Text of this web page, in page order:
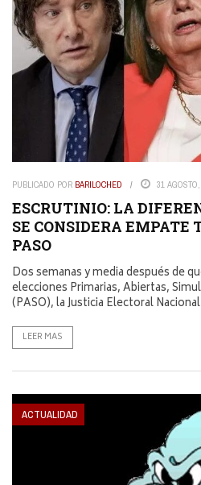
PUBLICADO POR BARILOCHED 31
ESCRUTINIO: LA
SE CONSIDERA EMPATE
PASO
Dos semanas y media después de
elecciones Primarias, Abiertas,
(PASO), la Justicia Electoral
LEER MAS
ACTUALIDAD